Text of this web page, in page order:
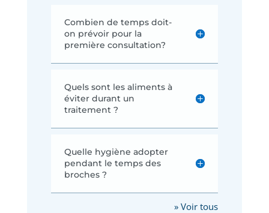
Combien de temps doit-
on prévoir pour la
première consultation?
Quels sont les aliments à
éviter durant un
traitement ?
Quelle hygiène adopter
pendant le temps des
broches ?
» Voir tous